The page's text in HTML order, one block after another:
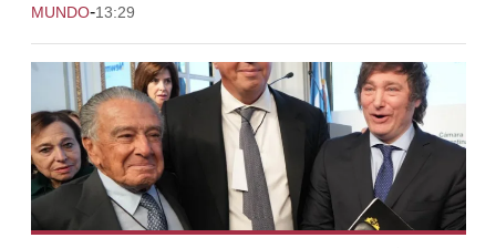
MUNDO-13:29